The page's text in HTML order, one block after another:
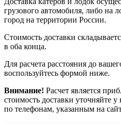
грузового автомобиля, либо на
город на территории России.
Стоимость доставки
в оба конца.
Для расчета расстояния до
воспользуйтесь формой ниже.
Внимание! Расчет является
стоимость доставки уточняйте
по телефонам, указанным на